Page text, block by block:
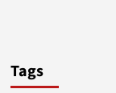
Tags